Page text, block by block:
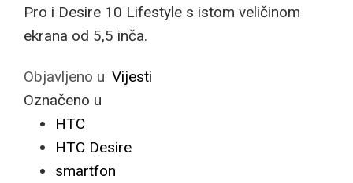
Pro i Desire 10 Lifestyle s istom veličinom
ekrana od 5,5 inča.
Objavljeno u Vijesti
Označeno u
HTC
HTC Desire
smartfon